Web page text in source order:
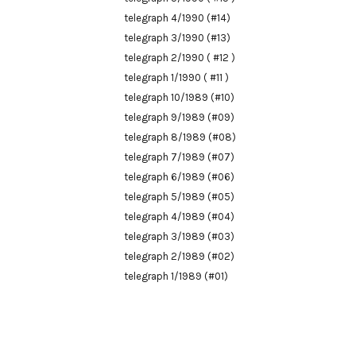
telegraph 4/1990 (#14)
telegraph 3/1990 (#13)
telegraph 2/1990 ( #12 )
telegraph 1/1990 ( #11 )
telegraph 10/1989 (#10)
telegraph 9/1989 (#09)
telegraph 8/1989 (#08)
telegraph 7/1989 (#07)
telegraph 6/1989 (#06)
telegraph 5/1989 (#05)
telegraph 4/1989 (#04)
telegraph 3/1989 (#03)
telegraph 2/1989 (#02)
telegraph 1/1989 (#01)